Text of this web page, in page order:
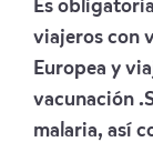
Es
viajeros con
Europea y
vacunación
malaria, así